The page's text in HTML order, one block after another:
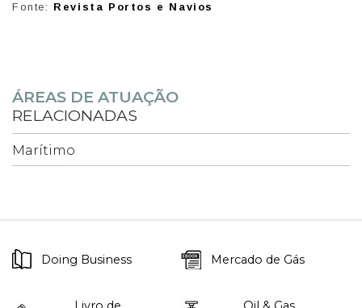
Fonte: Revista Portos e Navios
ÁREAS DE ATUAÇÃO
RELACIONADAS
Marítimo
Doing Business Mercado de Gás